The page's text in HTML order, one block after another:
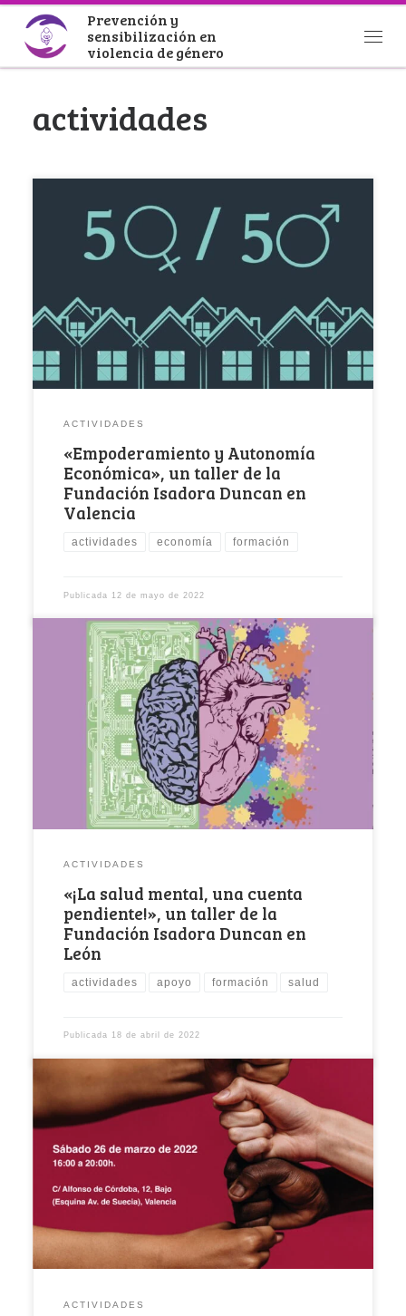
Saltar al contenido
Prevención y
sensibilización en
violencia de género
actividades
La Fundación de Familias Monoparentales Isadora
de la […]
ACTIVIDADES
«Empoderamiento y Autonomía
Económica», un taller de la
Fundación Isadora Duncan en
Valencia
actividades economía formación
Publicada 12 de mayo de 2022
El ritmo de vida frenético y ajetreado que nos
vemos obligadas a llevar no nos […]
ACTIVIDADES
«¡La salud mental, una cuenta
pendiente!», un taller de la
Fundación Isadora Duncan en
León
actividades apoyo formación salud
Publicada 18 de abril de 2022
Con frecuencia hablamos y trabajamos las
agresiones y la violencia de género desde sus
manifestaciones, […]
ACTIVIDADES